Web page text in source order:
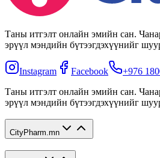
Таны итгэлт онлайн эмийн сан.
эрүүл мэндийн бүтээгдэхүүнийг
Instagram Facebook
+976
Таны итгэлт онлайн эмийн сан.
эрүүл мэндийн бүтээгдэхүүнийг
CityPharm.mn